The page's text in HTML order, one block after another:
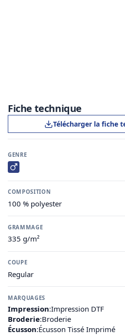
Fiche technique
Télécharger la fiche
GENRE
COMPOSITION
100 % polyester
GRAMMAGE
335 g/m²
COUPE
Regular
MARQUAGES
Impression:Impression DTF
Broderie:Broderie
Écusson:Écusson Tissé Imprimé